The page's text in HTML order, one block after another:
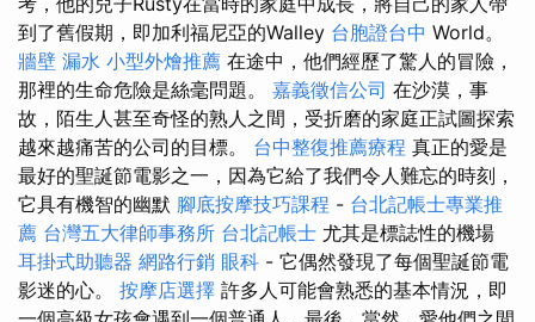
到了舊假期，即加利福尼亞的Walley 台胞證台中 World。
牆壁 漏水 小型外燴推薦 在途中，他們經歷了驚人的冒險，
那裡的生命危險是絲毫問題。 嘉義徵信公司 在沙漠，事
故，陌生人甚至奇怪的熟人之間，受折磨的家庭正試圖探索
越來越痛苦的公司的目標。 台中整復推薦療程 真正的愛是
最好的聖誕節電影之一，因為它給了我們令人難忘的時刻，
它具有機智的幽默 腳底按摩技巧課程 - 台北記帳士專業推
薦 台灣五大律師事務所 台北記帳士 尤其是標誌性的機場
耳掛式助聽器 網路行銷 眼科 - 它偶然發現了每個聖誕節電
影迷的心。 按摩店選擇 許多人可能會熟悉的基本情況，即